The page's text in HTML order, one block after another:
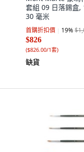
套組 09 日落錫盒,
30 毫米
首購折扣價 19%
$826
($826.00/1套)
缺貨